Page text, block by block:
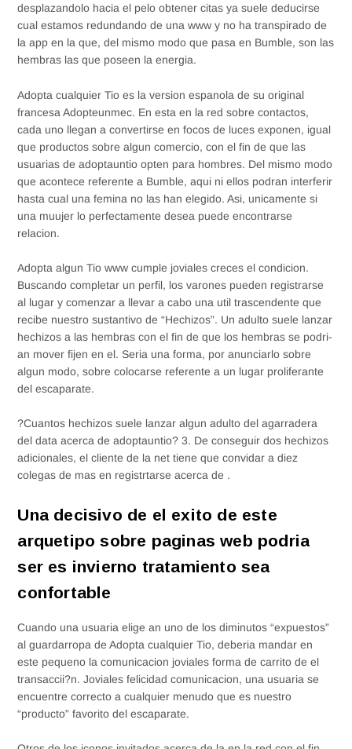
desplazandolo hacia el pelo obtener citas ya suele deducirse
cual estamos redundando de una www y no ha transpirado de
la app en la que, del mismo modo que pasa en Bumble, son las
hembras las que poseen la energia.
Adopta cualquier Tio es la version espanola de su original
francesa Adopteunmec. En esta en la red sobre contactos,
cada uno llegan a convertirse en focos de luces exponen, igual
que productos sobre algun comercio, con el fin de que las
usuarias de adoptauntio opten para hombres. Del mismo modo
que acontece referente a Bumble, aqui ni ellos podran interferir
hasta cual una femina no las han elegido. Asi, unicamente si
una muujer lo perfectamente desea puede encontrarse
relacion.
Adopta algun Tio www cumple joviales creces el condicion.
Buscando completar un perfil, los varones pueden registrarse
al lugar y comenzar a llevar a cabo una util trascendente que
recibe nuestro sustantivo de “Hechizos”. Un adulto suele lanzar
hechizos a las hembras con el fin de que los hembras se podri­
an mover fijen en el. Seria una forma, por anunciarlo sobre
algun modo, sobre colocarse referente a un lugar proliferante
del escaparate.
?Cuantos hechizos suele lanzar algun adulto del agarradera
del data acerca de adoptauntio? 3. De conseguir dos hechizos
adicionales, el cliente de la net tiene que convidar a diez
colegas de mas en registrtarse acerca de .
Una decisivo de el exito de este
arquetipo sobre paginas web podri­a
ser es invierno tratamiento sea
confortable
Cuando una usuaria elige an uno de los diminutos “expuestos”
al guardarropa de Adopta cualquier Tio, deberia mandar en
este pequeno la comunicacion joviales forma de carrito de el
transaccii?n. Joviales felicidad comunicacion, una usuaria se
encuentre correcto a cualquier menudo que es nuestro
“producto” favorito del escaparate.